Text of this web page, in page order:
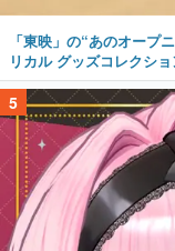
「東映」の“あのオープ
リカル グッズコレクシ
5